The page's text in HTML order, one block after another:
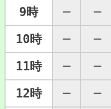
9時 ─ ─
10時
─ ─
11時
─ ─
12時
─ ─